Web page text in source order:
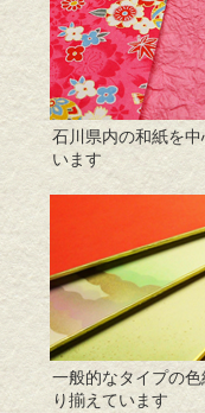
石川県内の和紙を
います
一般的なタイプの
り揃えています